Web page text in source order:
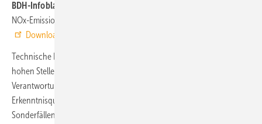
BDH-Infoblatt Nr. 66 (Revision)
NOx-Emission bei Feuerungsanlagen, Februar 2020
Download auf www.bdh-koeln.de
Technische Regeln haben bei der täglichen Ingenieursarbeit einen
hohen Stellenwert. Zwar entbinden sie niemanden aus der
Verantwortung für eigenes Handeln, stellen aber eine wichtige
Erkenntnisquelle für fachgerechtes Verhalten im Normalfall dar. In
Sonderfällen können weitergehende oder einschränkende